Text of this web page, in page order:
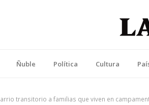
Ñuble Política Cultura
transitorio a familias que viven en